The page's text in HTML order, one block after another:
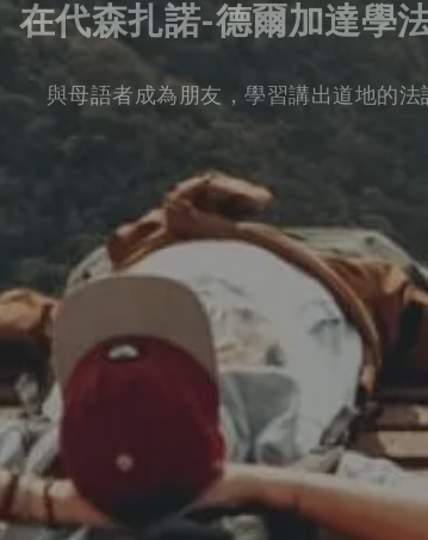
在代森扎諾-德爾加達學
與母語者成為朋友，學習講出道地的法